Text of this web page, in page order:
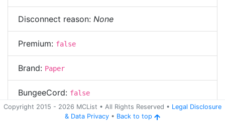
Copyright 2015 - 2026 MCList • All Rights Reserved • Legal Disclosure
& Data Privacy • Back to top
Disconnect reason: None
Premium: false
Brand: Paper
BungeeCord: false